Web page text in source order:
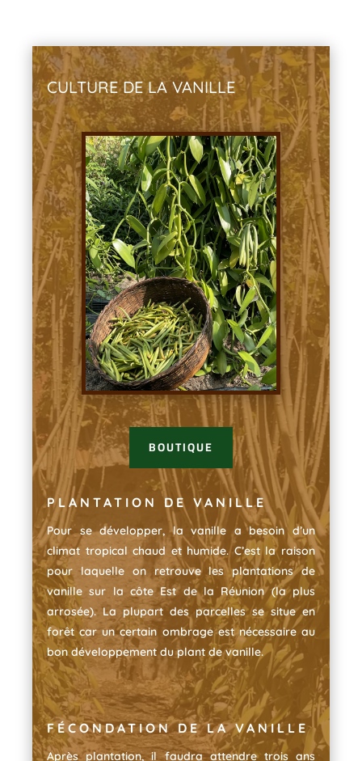
CULTURE DE LA VANILLE
BOUTIQUE
PLANTATION DE VANILLE
Pour se développer, la vanille a besoin d’un
climat tropical chaud et humide. C’est la raison
pour laquelle on retrouve les plantations de
vanille sur la côte Est de la Réunion (la plus
arrosée). La plupart des parcelles se situe en
forêt car un certain ombrage est nécessaire au
bon développement du plant de vanille.
FÉCONDATION DE LA VANILLE
Après plantation, il faudra attendre trois ans